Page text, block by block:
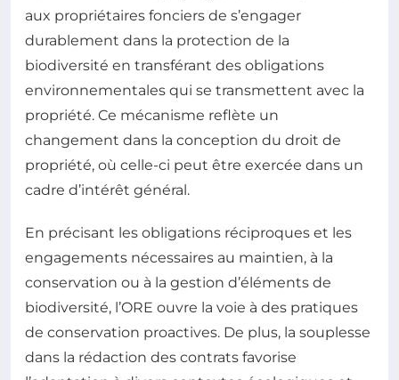
aux propriétaires fonciers de s’engager
durablement dans la protection de la
biodiversité en transférant des obligations
environnementales qui se transmettent avec la
propriété. Ce mécanisme reflète un
changement dans la conception du droit de
propriété, où celle-ci peut être exercée dans un
cadre d’intérêt général.
En précisant les obligations réciproques et les
engagements nécessaires au maintien, à la
conservation ou à la gestion d’éléments de
biodiversité, l’ORE ouvre la voie à des pratiques
de conservation proactives. De plus, la souplesse
dans la rédaction des contrats favorise